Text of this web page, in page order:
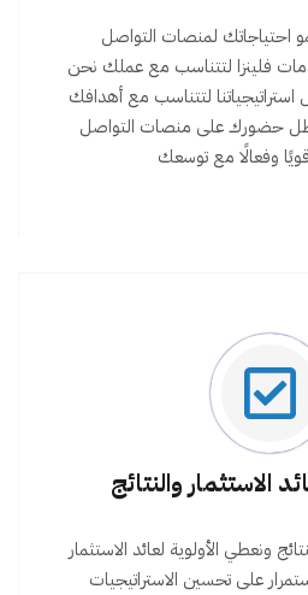
احتياجاتك لمنصات التواصل
فلينزا لتتناسب مع عملك نحن
استراتيجياتنا لتتناسب مع أهدافك
حضورك على منصات التواصل
وفعالًا مع توسعك
الاستثمار والنتائج
ونعطي الأولوية لعائد الاستثمار
على تحسين الاستراتيجيات